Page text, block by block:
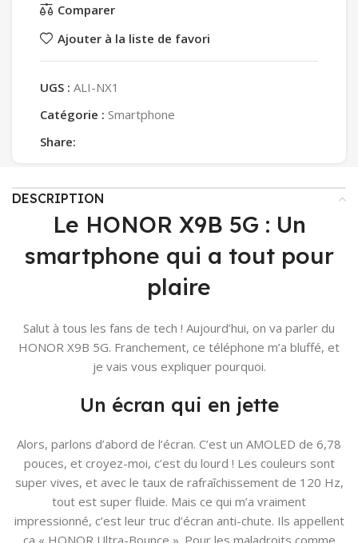
Comparer
Ajouter à la liste de favori
UGS : ALI-NX1
Catégorie : Smartphone
Share:
DESCRIPTION
Le HONOR X9B 5G : Un
smartphone qui a tout pour
plaire
Salut à tous les fans de tech ! Aujourd’hui, on va parler du
HONOR X9B 5G. Franchement, ce téléphone m’a bluffé, et
je vais vous expliquer pourquoi.
Un écran qui en jette
Alors, parlons d’abord de l’écran. C’est un AMOLED de 6,78
pouces, et croyez-moi, c’est du lourd ! Les couleurs sont
super vives, et avec le taux de rafraîchissement de 120 Hz,
tout est super fluide. Mais ce qui m’a vraiment
impressionné, c’est leur truc d’écran anti-chute. Ils appellent